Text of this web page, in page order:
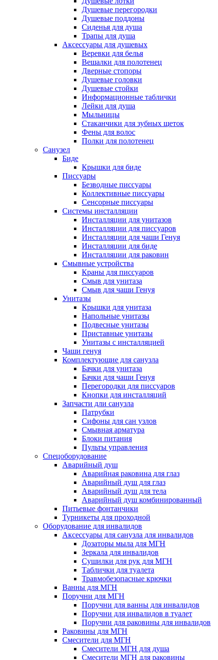
Душевые перегородки
Душевые поддоны
Сиденья для душа
Трапы для душа
Аксессуары для душевых
Веревки для белья
Вешалки для полотенец
Дверные стопоры
Душевые головки
Душевые стойки
Информационные таблички
Лейки для душа
Мыльницы
Стаканчики для зубных щеток
Фены для волос
Полки для полотенец
Санузел
Биде
Крышки для биде
Писсуары
Безводные писсуары
Коллективные писсуары
Сенсорные писсуары
Системы инсталляции
Инсталляции для унитазов
Инсталляции для писсуаров
Инсталляции для чаши Генуя
Инсталляции для биде
Инсталляции для раковин
Смывные устройства
Краны для писсуаров
Смыв для унитаза
Смыв для чаши Генуя
Унитазы
Крышки для унитаза
Напольные унитазы
Подвесные унитазы
Приставные унитазы
Унитазы с инсталляцией
Чаши генуя
Комплектующие для санузла
Бачки для унитаза
Бачки для чаши Генуя
Перегородки для писсуаров
Кнопки для инсталляций
Запчасти дли санузла
Патрубки
Сифоны для сан узлов
Смывная арматура
Блоки питания
Пульты управления
Спецоборудование
Аварийный душ
Аварийная раковина для глаз
Аварийный душ для глаз
Аварийный душ для тела
Аварийный душ комбинированный
Питьевые фонтанчики
Турникеты для проходной
Оборудование для инвалидов
Аксессуары для санузла для инвалидов
Дозаторы мыла для МГН
Зеркала для инвалидов
Сушилки для рук для МГН
Таблички для туалета
Травмобезопасные крючки
Ванны для МГН
Поручни для МГН
Поручни для ванны для инвалидов
Поручни для инвалидов в туалет
Поручни для раковины для инвалидов
Раковины для МГН
Смесители для МГН
Смесители МГН для душа
Смесители МГН для раковины